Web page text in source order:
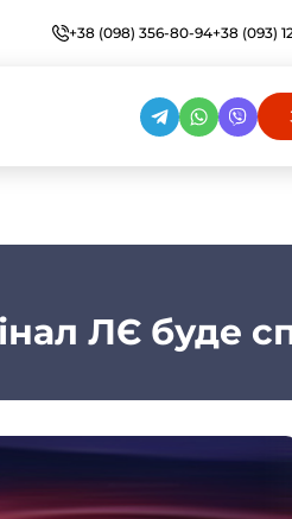
+38 (098) 356-80-94+38 (093)
ЛЄ буде